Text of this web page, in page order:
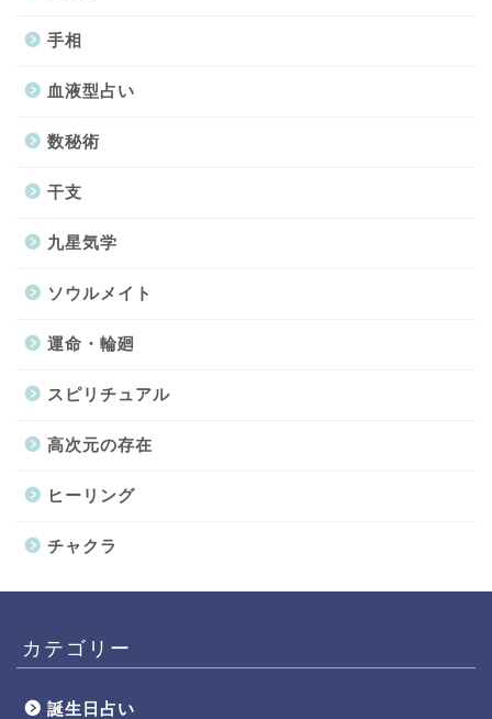
手相
血液型占い
数秘術
干支
九星気学
ソウルメイト
運命・輪廻
スピリチュアル
高次元の存在
ヒーリング
チャクラ
カテゴリー
誕生日占い